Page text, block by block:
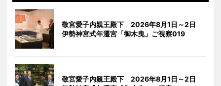
敬宮愛子内親王殿下 2026年8月1日～2日
伊勢神宮式年遷宮「御木曳」ご視察019
敬宮愛子内親王殿下 2026年8月1日～2日